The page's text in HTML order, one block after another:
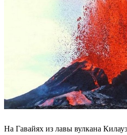
На Гавайях из лавы вулкана